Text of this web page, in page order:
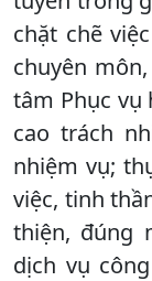
chặt chẽ
chuyên
tâm Phục vụ
cao trách
nhiệm vụ;
việc, tinh
thiện, đúng
dịch vụ